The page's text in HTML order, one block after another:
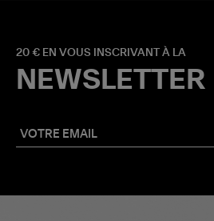
20 € EN VOUS INSCRIVANT À LA
NEWSLETTER